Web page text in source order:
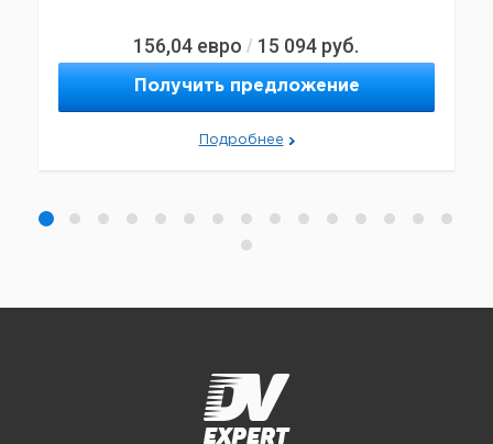
156,04 евро / 15 094 руб.
Получить предложение
Подробнее